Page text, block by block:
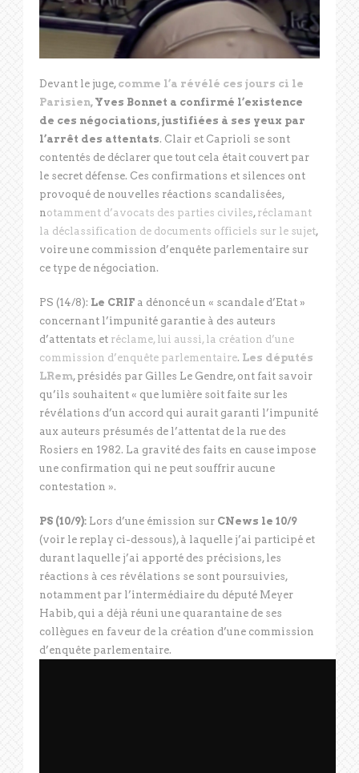
Devant le juge, comme l’a révélé ces jours ci le
Parisien, Yves Bonnet a confirmé l’existence
de ces négociations, justifiées à ses yeux par
l’arrêt des attentats. Clair et Caprioli se sont
contentés de déclarer que tout cela était couvert par
le secret défense. Ces confirmations et silences ont
provoqué de nouvelles réactions scandalisées,
notamment d’avocats des parties civiles, réclamant
la déclassification de documents officiels sur le sujet,
voire une commission d’enquête parlementaire sur
ce type de négociation.
PS (14/8): Le CRIF a dénoncé un « scandale d’Etat »
concernant l’impunité garantie à des auteurs
d’attentats et réclame, lui aussi, la création d’une
commission d’enquête parlementaire. Les députés
LRem, présidés par Gilles Le Gendre, ont fait savoir
qu’ils souhaitent « que lumière soit faite sur les
révélations d’un accord qui aurait garanti l’impunité
aux auteurs présumés de l’attentat de la rue des
Rosiers en 1982. La gravité des faits en cause impose
une confirmation qui ne peut souffrir aucune
contestation ».
PS (10/9): Lors d’une émission sur CNews le 10/9
(voir le replay ci-dessous), à laquelle j’ai participé et
durant laquelle j’ai apporté des précisions, les
réactions à ces révélations se sont poursuivies,
notamment par l’intermédiaire du député Meyer
Habib, qui a déjà réuni une quarantaine de ses
collègues en faveur de la création d’une commission
d’enquête parlementaire.